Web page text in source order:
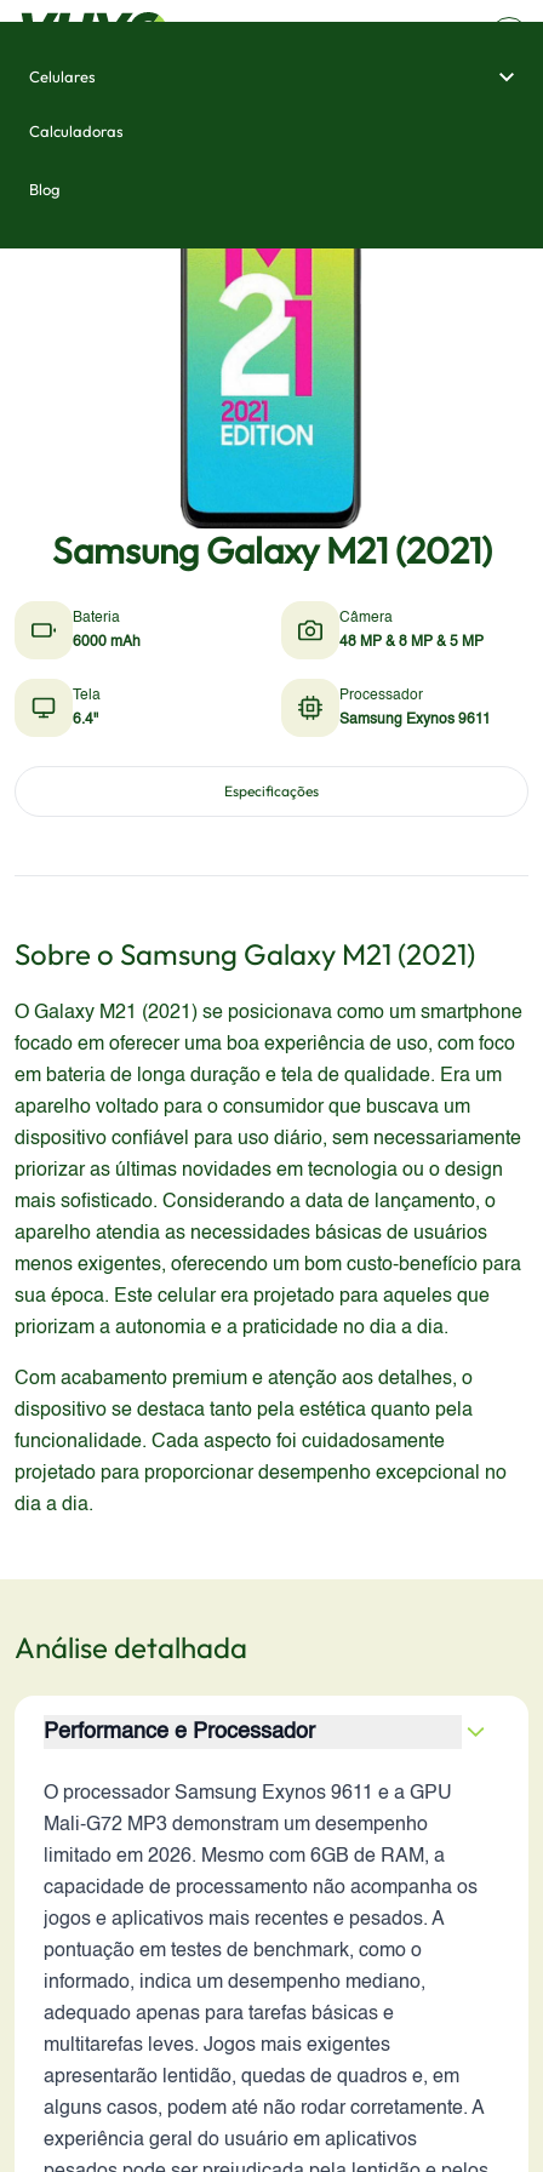
Celulares
Calculadoras
Blog
Samsung Galaxy M21 (2021)
Bateria
6000 mAh
Câmera
48 MP & 8 MP & 5 MP
Tela
6.4"
Processador
Samsung Exynos 9611
Especificações
Sobre o Samsung Galaxy M21 (2021)
O Galaxy M21 (2021) se posicionava como um smartphone
focado em oferecer uma boa experiência de uso, com foco
em bateria de longa duração e tela de qualidade. Era um
aparelho voltado para o consumidor que buscava um
dispositivo confiável para uso diário, sem necessariamente
priorizar as últimas novidades em tecnologia ou o design
mais sofisticado. Considerando a data de lançamento, o
aparelho atendia as necessidades básicas de usuários
menos exigentes, oferecendo um bom custo-benefício para
sua época. Este celular era projetado para aqueles que
priorizam a autonomia e a praticidade no dia a dia.
Com acabamento premium e atenção aos detalhes, o
dispositivo se destaca tanto pela estética quanto pela
funcionalidade. Cada aspecto foi cuidadosamente
projetado para proporcionar desempenho excepcional no
dia a dia.
Análise detalhada
Performance e Processador
O processador Samsung Exynos 9611 e a GPU
Mali-G72 MP3 demonstram um desempenho
limitado em 2026. Mesmo com 6GB de RAM, a
capacidade de processamento não acompanha os
jogos e aplicativos mais recentes e pesados. A
pontuação em testes de benchmark, como o
informado, indica um desempenho mediano,
adequado apenas para tarefas básicas e
multitarefas leves. Jogos mais exigentes
apresentarão lentidão, quedas de quadros e, em
alguns casos, podem até não rodar corretamente. A
experiência geral do usuário em aplicativos